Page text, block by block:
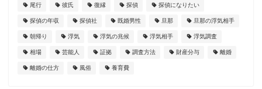
尾行 彼氏 復縁 探偵 探偵になりたい
探偵の年収 探偵社 既婚男性 旦那 旦那の浮気相手
朝帰り 浮気 浮気の兆候 浮気相手 浮気調査
相場 芸能人 証拠 調査方法 財産分与 離婚
離婚の仕方 風俗 養育費